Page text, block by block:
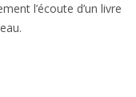
l’écoute d’un livre